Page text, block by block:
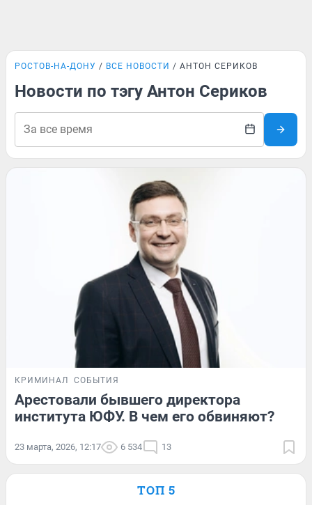
РОСТОВ-НА-ДОНУ ВСЕ НОВОСТИ АНТОН СЕРИКОВ
Новости по тэгу Антон Сериков
КРИМИНАЛ СОБЫТИЯ
Арестовали бывшего директора
института ЮФУ. В чем его обвиняют?
23 марта, 2026, 12:17 6 534 13
ТОП 5